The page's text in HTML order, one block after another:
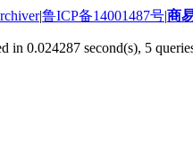
|鲁ICP备14001487号|商
in 0.024287 second(s), 5